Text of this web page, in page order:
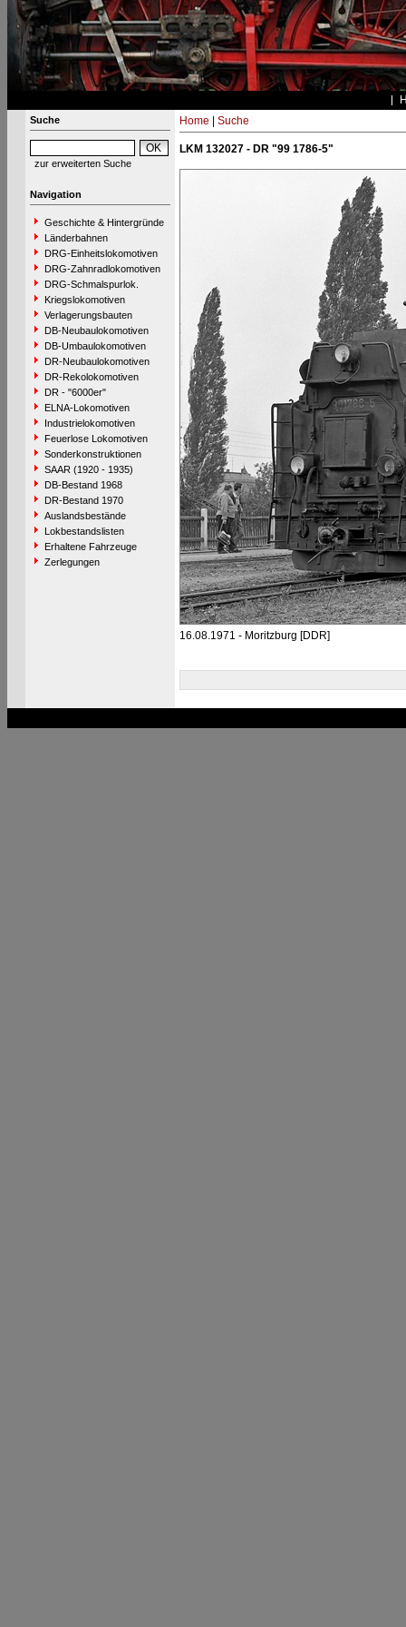
Suche
zur erweiterten Suche
Navigation
Geschichte & Hintergründe
Länderbahnen
DRG-Einheitslokomotiven
DRG-Zahnradlokomotiven
DRG-Schmalspurlok.
Kriegslokomotiven
Verlagerungsbauten
DB-Neubaulokomotiven
DB-Umbaulokomotiven
DR-Neubaulokomotiven
DR-Rekolokomotiven
DR - "6000er"
ELNA-Lokomotiven
Industrielokomotiven
Feuerlose Lokomotiven
Sonderkonstruktionen
SAAR (1920 - 1935)
DB-Bestand 1968
DR-Bestand 1970
Auslandsbestände
Lokbestandslisten
Erhaltene Fahrzeuge
Zerlegungen
Home Suche
LKM 132027 - DR "99 1786-5"
16.08.1971 - Moritzburg [DDR]